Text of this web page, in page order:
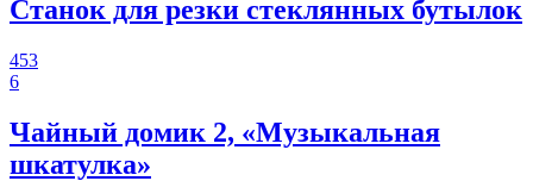
Станок для резки стеклянных бутылок
453
6
Чайный домик 2, «Музыкальная
шкатулка»